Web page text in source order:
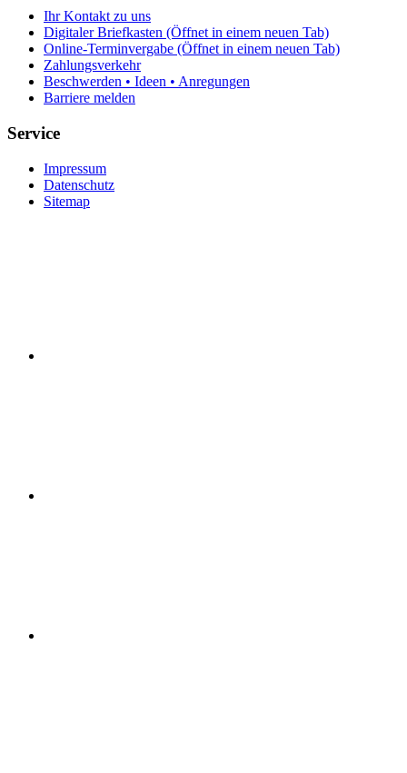
Ihr Kontakt zu uns
Digitaler Briefkasten (Öffnet in einem neuen Tab)
Online-Terminvergabe (Öffnet in einem neuen Tab)
Zahlungsverkehr
Beschwerden • Ideen • Anregungen
Barriere melden
Service
Impressum
Datenschutz
Sitemap